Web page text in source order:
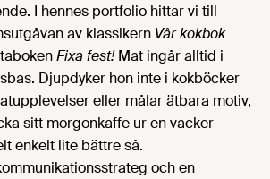
I hennes portfolio hittar vi till
av klassikern Vår kokbok
Fixa fest!Mat ingår alltid i
Djupdyker hon inte i kokböcker
eller målar ätbara motiv,
sitt morgonkaffe ur en vacker
enkelt lite bättre så.
och en